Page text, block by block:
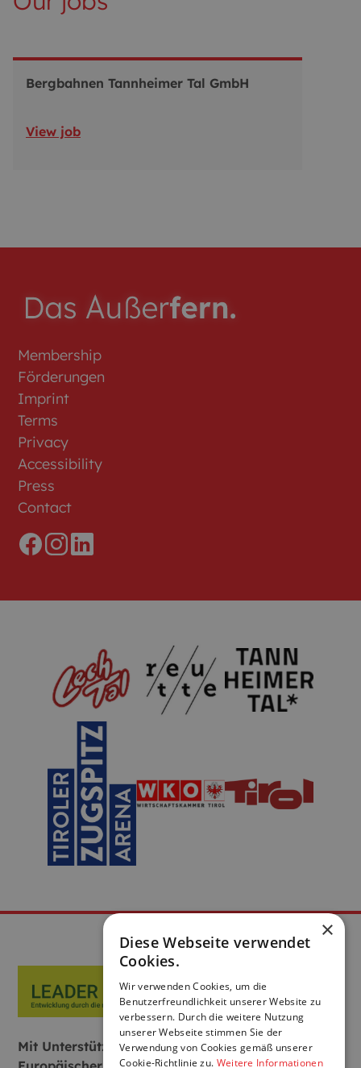
Bergbahnen Tannheimer Tal GmbH
View job
Membership
Förderungen
Imprint
Terms
Privacy
Accessibility
Press
Contact
Mit Unterstützung von Bund, Land und
×
Diese Webseite verwendet
Cookies.
Wir verwenden Cookies, um die
Benutzerfreundlichkeit unserer Website zu
verbessern. Durch die weitere Nutzung
unserer Webseite stimmen Sie der
Verwendung von Cookies gemäß unserer
Cookie-Richtlinie zu. Weitere Informationen